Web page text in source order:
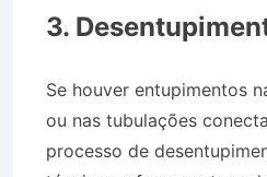
3.
Se houver entupimentos
ou nas tubulações
processo de